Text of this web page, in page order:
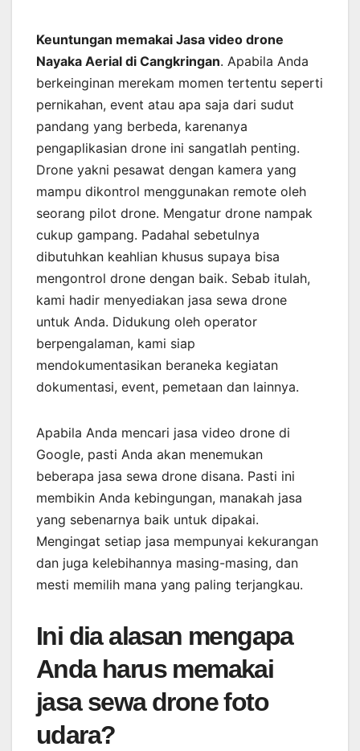
Keuntungan memakai Jasa video drone
Nayaka Aerial di Cangkringan. Apabila Anda
berkeinginan merekam momen tertentu seperti
pernikahan, event atau apa saja dari sudut
pandang yang berbeda, karenanya
pengaplikasian drone ini sangatlah penting.
Drone yakni pesawat dengan kamera yang
mampu dikontrol menggunakan remote oleh
seorang pilot drone. Mengatur drone nampak
cukup gampang. Padahal sebetulnya
dibutuhkan keahlian khusus supaya bisa
mengontrol drone dengan baik. Sebab itulah,
kami hadir menyediakan jasa sewa drone
untuk Anda. Didukung oleh operator
berpengalaman, kami siap
mendokumentasikan beraneka kegiatan
dokumentasi, event, pemetaan dan lainnya.
Apabila Anda mencari jasa video drone di
Google, pasti Anda akan menemukan
beberapa jasa sewa drone disana. Pasti ini
membikin Anda kebingungan, manakah jasa
yang sebenarnya baik untuk dipakai.
Mengingat setiap jasa mempunyai kekurangan
dan juga kelebihannya masing-masing, dan
mesti memilih mana yang paling terjangkau.
Ini dia alasan mengapa
Anda harus memakai
jasa sewa drone foto
udara?